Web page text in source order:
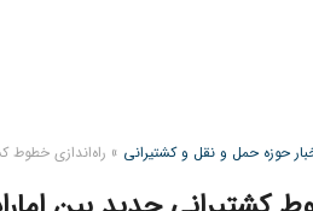
حوزه حمل و نقل و کشتیرانی » راه‌اندازی خطوط